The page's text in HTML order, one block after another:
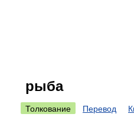
рыба
Толкование Перевод